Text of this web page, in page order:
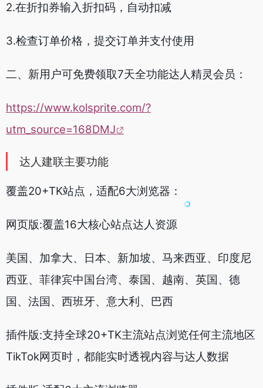
2.在折扣券输入折扣码，自动扣减
3.检查订单价格，提交订单并支付使用
二、新用户可免费领取7天全功能达人精灵会员：
https://www.kolsprite.com/?
utm_source=168DMJ
达人建联主要功能
覆盖20+TK站点，适配6大浏览器：
网页版:覆盖16大核心站点达人资源
美国、加拿大、日本、新加坡、马来西亚、印度尼
西亚、菲律宾中国台湾、泰国、越南、英国、德
国、法国、西班牙、意大利、巴西
插件版:支持全球20+TK主流站点浏览任何主流地区
TikTok网页时，都能实时透视内容与达人数据